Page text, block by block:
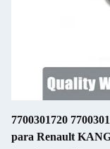
7700301720
para Renault